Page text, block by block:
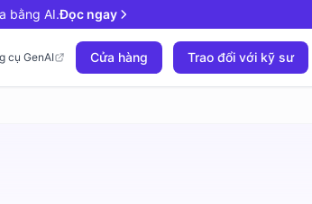
bằng AI.Đọc ngay
cụ GenAI Cửa hàng Trao đổi với kỹ sư